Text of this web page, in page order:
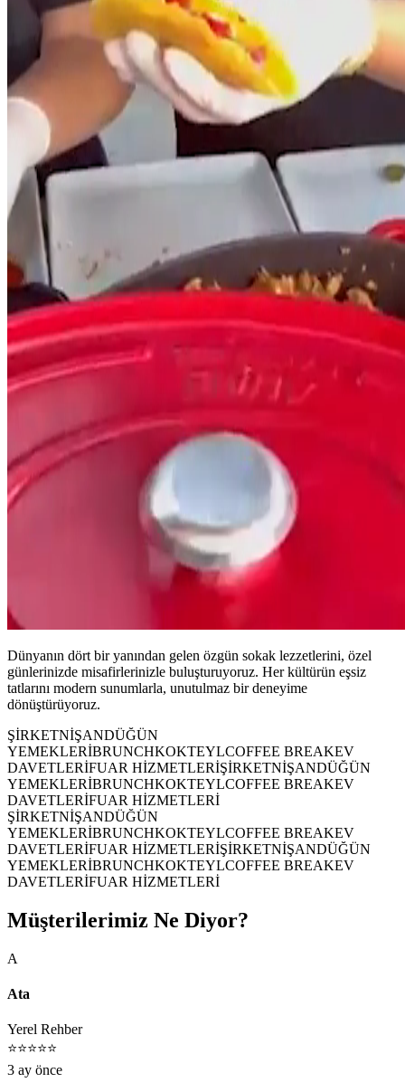
Dünyanın dört bir yanından gelen özgün sokak lezzetlerini, özel
günlerinizde misafirlerinizle buluşturuyoruz. Her kültürün eşsiz
tatlarını modern sunumlarla, unutulmaz bir deneyime
dönüştürüyoruz.
ŞİRKETNİŞANDÜĞÜN
YEMEKLERİBRUNCHKOKTEYLCOFFEE BREAKEV
DAVETLERİFUAR HİZMETLERİŞİRKETNİŞANDÜĞÜN
YEMEKLERİBRUNCHKOKTEYLCOFFEE BREAKEV
DAVETLERİFUAR HİZMETLERİ
ŞİRKETNİŞANDÜĞÜN
YEMEKLERİBRUNCHKOKTEYLCOFFEE BREAKEV
DAVETLERİFUAR HİZMETLERİŞİRKETNİŞANDÜĞÜN
YEMEKLERİBRUNCHKOKTEYLCOFFEE BREAKEV
DAVETLERİFUAR HİZMETLERİ
Müşterilerimiz Ne Diyor?
A
Ata
Yerel Rehber
⭐⭐⭐⭐⭐
3 ay önce